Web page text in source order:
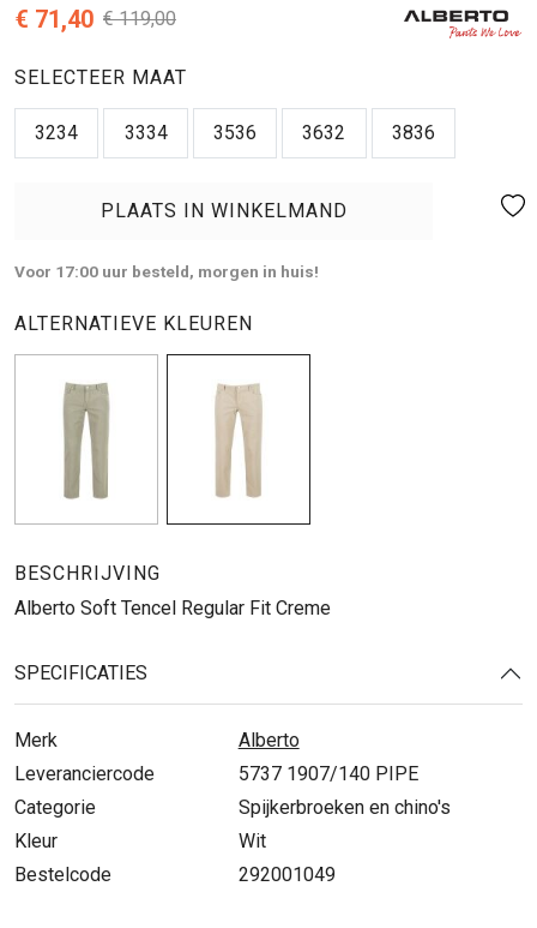
€ 119,00
€ 71,40
SELECTEER MAAT
3234 3334 3536 3632 3836
PLAATS IN WINKELMAND
Voor 17:00 uur besteld, morgen in huis!
ALTERNATIEVE KLEUREN
BESCHRIJVING
Alberto Soft Tencel Regular Fit Creme
SPECIFICATIES
Merk
Alberto
Leveranciercode
5737 1907/140 PIPE
Categorie
Spijkerbroeken en chino's
Kleur
Wit
Bestelcode
292001049